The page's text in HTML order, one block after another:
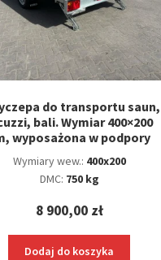
do transportu saun,
bali. Wymiar 400×200
wyposażona w podpory
Wymiary wew.: 400x200
DMC: 750 kg
8 900,00 zł
Dodaj do koszyka